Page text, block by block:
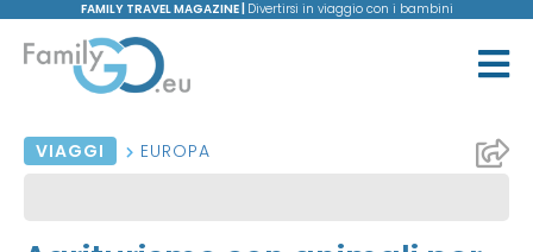
FAMILY TRAVEL MAGAZINE | Divertirsi in viaggio con i bambini
VIAGGI EUROPA